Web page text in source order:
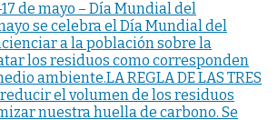
de mayo – Día Mundial del
se celebra el Día Mundial del
a la población sobre la
los residuos como corresponden
ambiente.LA REGLA DE LAS TRES
reducir el volumen de los residuos
nuestra huella de carbono. Se